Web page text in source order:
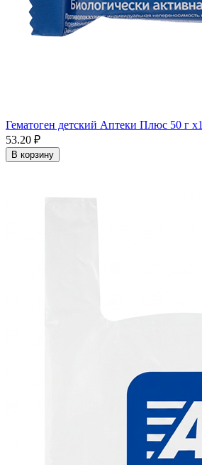
Гематоген детский Аптеки Плюс 50 г x1
53.20 ₽
В корзину